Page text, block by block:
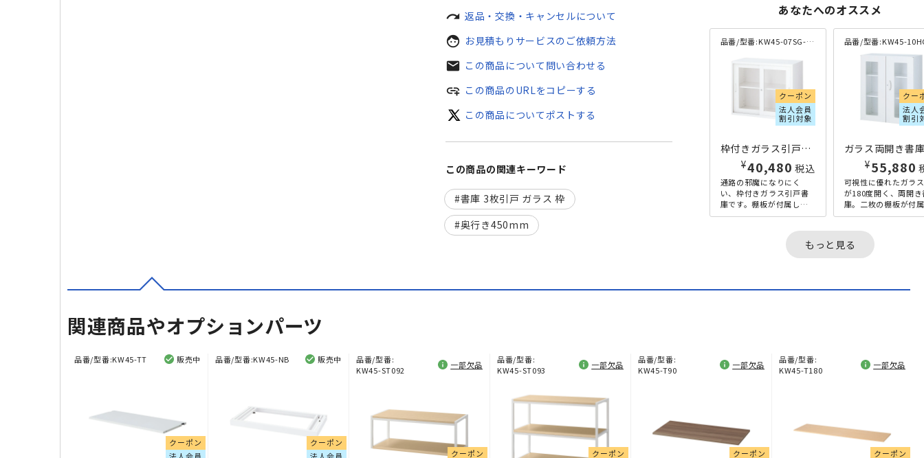
redo 返品・交換・キャンセルについて
face お見積もりサービスのご依頼方法
mail この商品について問い合わせる
add_link この商品のURLをコピーする
この商品についてポストする
この商品の関連キーワード
書庫 3枚引戸 ガラス 枠
奥行き450mm
あなたへのオススメ
品番/型番:KW45-07SG-WH
クーポン
法人会員
割引対象
枠付きガラス引戸書庫 KW45シリーズ W900×D450×H750 ホワイト
¥40,480 税込
通路の邪魔になりにく
い、枠付きガラス引戸書
庫です。棚板が付属して
おり、棚板の間隔を収納
とで、柔軟な微調節が可
品番/型番:KW45-10HG-
クー
法人
割引
¥55,880
可視性に優れたガラ
が180度開く、両開き
庫。二枚の棚板が付
ており、棚板の間隔
て、柔軟な微調節が
です。...
もっと見る
関連商品やオプションパーツ
品番/型番:KW45-TT 販売中
クーポン
品番/型番:KW45-NB 販売中
クーポン
品番/型番:
KW45-ST092
一部欠品
クーポン
品番/型番:
KW45-ST093
一部欠品
クーポン
品番/型番:
KW45-T90
一部欠品
クーポン
品番/型番:
KW45-T180
一部欠品
クーポン